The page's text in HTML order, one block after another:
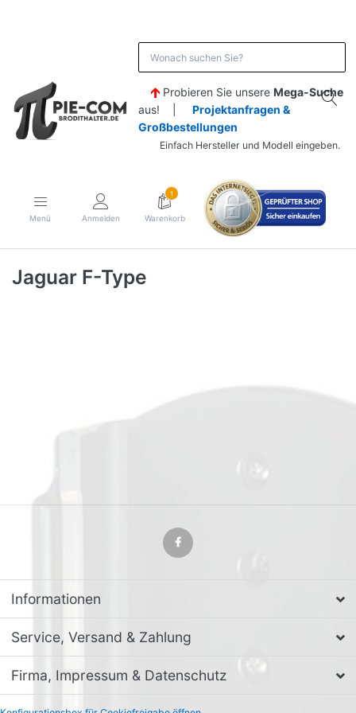
Probieren Sie unsere Mega-Suche
aus! | Projektanfragen &
Großbestellungen
Einfach Hersteller und Modell eingeben.
Menü Anmelden
1
Warenkorb
Jaguar F-Type
Informationen
Service, Versand & Zahlung
Firma, Impressum & Datenschutz